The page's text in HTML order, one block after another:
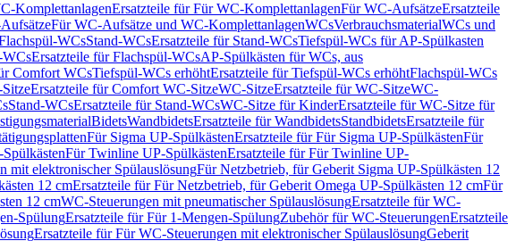
KomplettanlagenErsatzteile für Für WC-KomplettanlagenFür WC-AufsätzeErsatzteile
Für WC-Aufsätze und WC-KomplettanlagenWCsVerbrauchsmaterialWCs und
WCsStand-WCsErsatzteile für Stand-WCsTiefspül-WCs für AP-Spülkasten
WCsErsatzteile für Flachspül-WCsAP-Spülkästen für WCs, aus
Comfort WCsTiefspül-WCs erhöhtErsatzteile für Tiefspül-WCs erhöhtFlachspül-WCs
Ersatzteile für Comfort WC-SitzeWC-SitzeErsatzteile für WC-SitzeWC-
Stand-WCsErsatzteile für Stand-WCsWC-Sitze für KinderErsatzteile für WC-Sitze für
BidetsWandbidetsErsatzteile für WandbidetsStandbidetsErsatzteile für
Für Sigma UP-SpülkästenErsatzteile für Für Sigma UP-SpülkästenFür
Für Twinline UP-SpülkästenErsatzteile für Für Twinline UP-
mit elektronischer SpülauslösungFür Netzbetrieb, für Geberit Sigma UP-Spülkästen 12
12 cmErsatzteile für Für Netzbetrieb, für Geberit Omega UP-Spülkästen 12 cmFür
12 cmWC-Steuerungen mit pneumatischer SpülauslösungErsatzteile für WC-
SpülungErsatzteile für Für 1-Mengen-SpülungZubehör für WC-SteuerungenErsatzteile
Ersatzteile für Für WC-Steuerungen mit elektronischer SpülauslösungGeberit